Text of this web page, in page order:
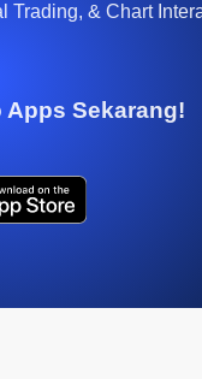
Trading, & Chart
Sekarang!